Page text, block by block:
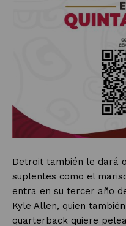
Detroit también le dará
suplentes como el
entra en su tercer año
Kyle Allen, quien
quarterback quiere